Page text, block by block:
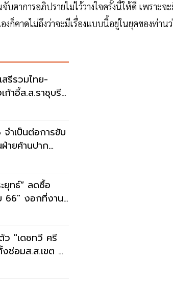
ตาการอภิปรายไม่ไว้วางใจครั้งนี้ให้ดี เพราะจ
ก็คาดไม่ถึงว่าจะมีเรื่องแบบนี้อยู่ในยุคของท่าน
รีรวมไทย-
ก้าอี้ส.ส.ราชุบรี
ายค้านปาก
ยุทธ์” ลดซื้อ
66" งอกที่งาน
ว "เดชทวี ศรี
ซ่อมส.ส.เขต 4